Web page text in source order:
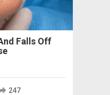
Falls Off
247